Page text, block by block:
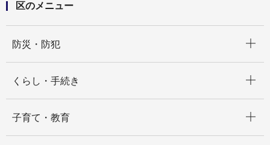
区のメニュー
防災・防犯
くらし・手続き
子育て・教育